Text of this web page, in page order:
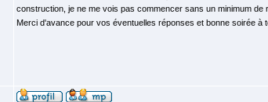
construction, je ne me vois pas commencer sans un minimum de
Merci d'avance pour vos éventuelles réponses et bonne soirée à